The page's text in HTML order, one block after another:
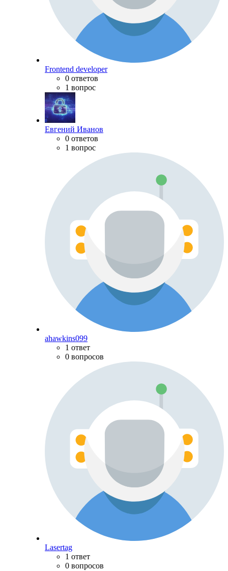
Frontend developer
0 ответов
1 вопрос
Евгений Иванов
0 ответов
1 вопрос
ahawkins099
1 ответ
0 вопросов
Lasertag
1 ответ
0 вопросов